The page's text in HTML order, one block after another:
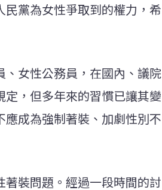
黨為女性爭取到的權力，希
女性公務員，在國內、議院
，但多年來的習慣已讓其變
成為強制著裝、加劇性別不
裝問題。經過一段時間的討